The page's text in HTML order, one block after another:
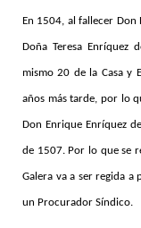
En 1504, al fallecer Don
Doña Teresa Enríquez
mismo 20 de la Casa y
años más tarde, por lo
Don Enrique Enríquez
de 1507. Por lo que se
Galera va a ser regida a
un Procurador Síndico.